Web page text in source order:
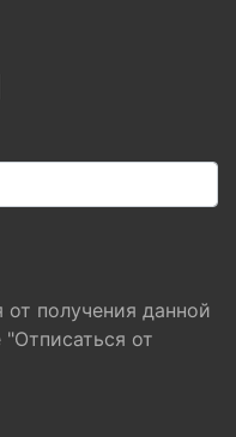
от получения данной
от